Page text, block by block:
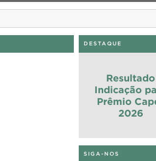
DESTAQUE
Resultado
Indicação
Prêmio
2026
SIGA-NOS